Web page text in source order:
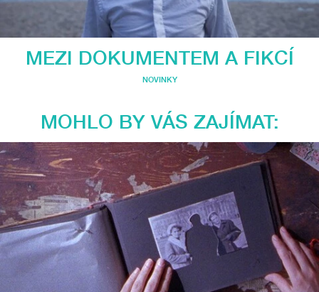
MEZI DOKUMENTEM A FIKCÍ
NOVINKY
MOHLO BY VÁS ZAJÍMAT: